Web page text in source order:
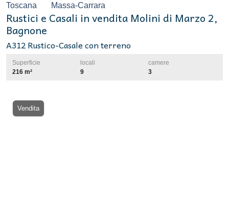
Toscana Massa-Carrara
Rustici e Casali in vendita Molini di Marzo 2,
Bagnone
A312 Rustico-Casale con terreno
Superficie
216 m²
locali
9
camere
3
Vendita